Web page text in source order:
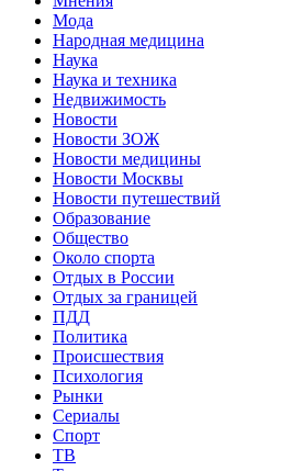
Мода
Народная медицина
Наука
Наука и техника
Недвижимость
Новости
Новости ЗОЖ
Новости медицины
Новости Москвы
Новости путешествий
Образование
Общество
Около спорта
Отдых в России
Отдых за границей
ПДД
Политика
Происшествия
Психология
Рынки
Сериалы
Спорт
ТВ